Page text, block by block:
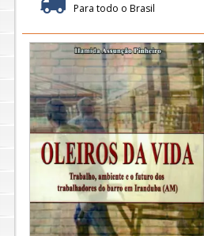
Para todo o Brasil